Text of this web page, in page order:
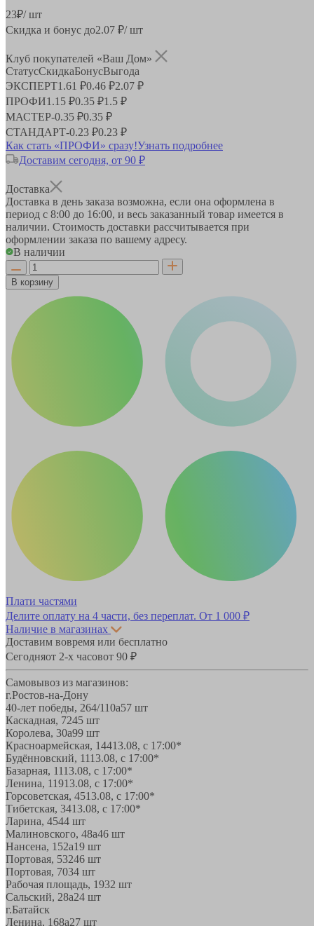
23₽/ шт
Скидка и бонус до2.07 ₽/ шт
Клуб покупателей «Ваш Дом»
СтатусСкидкаБонусВыгода
ЭКСПЕРТ1.61 ₽0.46 ₽2.07 ₽
ПРОФИ1.15 ₽0.35 ₽1.5 ₽
МАСТЕР-0.35 ₽0.35 ₽
СТАНДАРТ-0.23 ₽0.23 ₽
Как стать «ПРОФИ» сразу!Узнать подробнее
Доставим сегодня, от 90 ₽
Доставка
Доставка в день заказа возможна, если она оформлена в
период с 8:00 до 16:00, и весь заказанный товар имеется в
наличии. Стоимость доставки рассчитывается при
оформлении заказа по вашему адресу.
В наличии
В корзину
Плати частями
Делите оплату на 4 части, без переплат. От 1 000 ₽
Наличие в магазинах
Доставим вовремя или бесплатно
Сегодняот 2-х часовот 90 ₽
Самовывоз из магазинов:
г.Ростов-на-Дону
40-лет победы, 264/110а57 шт
Каскадная, 7245 шт
Королева, 30а99 шт
Красноармейская, 14413.08, с 17:00*
Будённовский, 1113.08, с 17:00*
Базарная, 1113.08, с 17:00*
Ленина, 11913.08, с 17:00*
Горсоветская, 4513.08, с 17:00*
Тибетская, 3413.08, с 17:00*
Ларина, 4544 шт
Малиновского, 48а46 шт
Нансена, 152а19 шт
Портовая, 53246 шт
Портовая, 7034 шт
Рабочая площадь, 1932 шт
Сальский, 28a24 шт
г.Батайск
Ленина, 168а27 шт